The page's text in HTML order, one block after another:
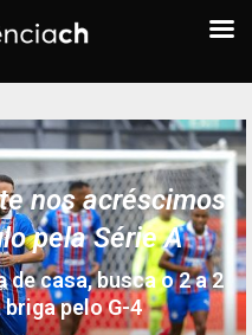
nos acréscimos
pela Série A
casa, busca o 2 a 2
briga pelo G-4